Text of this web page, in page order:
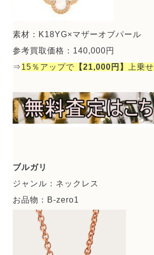
素材：K18YG×マザーオブパール
参考買取価格：140,000円
⇒15％アップで 【21,000円】 上乗せ
ブルガリ
ジャンル：ネックレス
お品物：B-zero1